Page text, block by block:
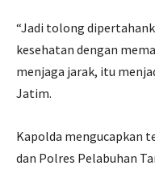
“Jadi tolong
kesehatan dengan
menjaga jarak, itu
Jatim.
Kapolda mengucapkan
dan Polres Pelabuhan